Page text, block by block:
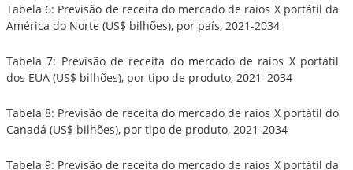
Tabela 6: Previsão de receita do mercado de raios X portátil da
América do Norte (US$ bilhões), por país, 2021-2034
Tabela 7: Previsão de receita do mercado de raios X portátil
dos EUA (US$ bilhões), por tipo de produto, 2021–2034
Tabela 8: Previsão de receita do mercado de raios X portátil do
Canadá (US$ bilhões), por tipo de produto, 2021-2034
Tabela 9: Previsão de receita do mercado de raios X portátil da